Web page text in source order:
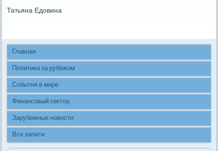
Татьяна Едовина
Главная
Политика за рубежом
События в мире
Финансовый сектор
Зарубежные новости
Все записи